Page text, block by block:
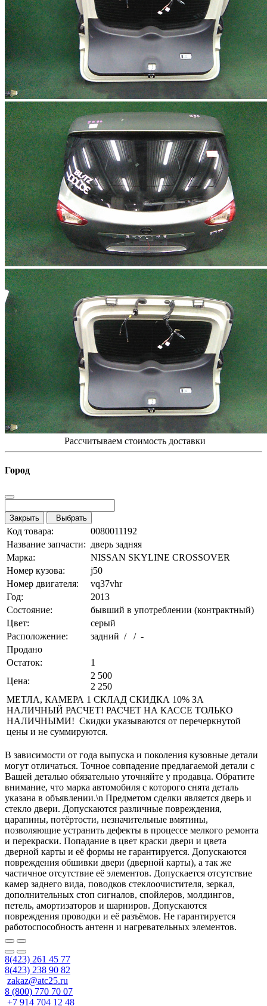
Рассчитываем стоимость доставки
Город
Закрыть Выбрать
Код товара:
0080011192
Название запчасти: дверь задняя
Марка:
NISSAN SKYLINE CROSSOVER
Номер кузова:
j50
Номер двигателя:
vq37vhr
Год:
2013
Состояние:
бывший в употреблении (контрактный)
Цвет:
серый
Расположение:
задний / / -
Продано
Остаток:
1
Цена:
2 500
2 250
МЕТЛА, КАМЕРА 1 СКЛАД СКИДКА 10% ЗА
НАЛИЧНЫЙ РАСЧЕТ! РАСЧЕТ НА КАССЕ ТОЛЬКО
НАЛИЧНЫМИ! Скидки указываются от перечеркнутой
цены и не суммируются.
В зависимости от года выпуска и поколения кузовные детали
могут отличаться. Точное совпадение предлагаемой детали с
Вашей деталью обязательно уточняйте у продавца. Обратите
внимание, что марка автомобиля с которого снята деталь
указана в объявлении.\n Предметом сделки является дверь и
стекло двери. Допускаются различные повреждения,
царапины, потёртости, незначительные вмятины,
позволяющие устранить дефекты в процессе мелкого ремонта
и перекраски. Попадание в цвет краски двери и цвета
дверной карты и её формы не гарантируется. Допускаются
повреждения обшивки двери (дверной карты), а так же
частичное отсутствие её элементов. Допускается отсутствие
камер заднего вида, поводков стеклоочистителя, зеркал,
дополнительных стоп сигналов, спойлеров, молдингов,
петель, амортизаторов и шарниров. Допускаются
повреждения проводки и её разъёмов. Не гарантируется
работоспособность антенн и нагревательных элементов.
8(423) 261 45 77
8(423) 238 90 82
zakaz@atc25.ru
8 (800) 770 70 07
+7 914 704 12 48